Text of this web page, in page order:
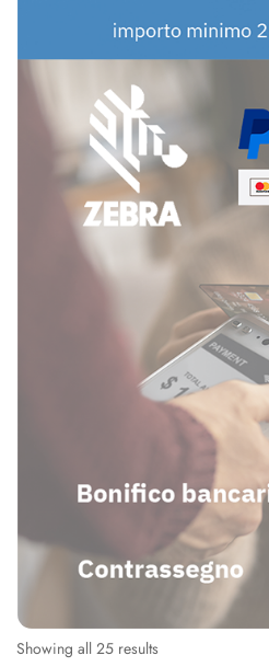
Showing all 25 results